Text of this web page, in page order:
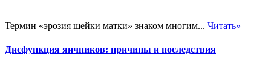
Термин «эрозия шейки матки» знаком многим... Читать»
Дисфункция яичников: причины и последствия